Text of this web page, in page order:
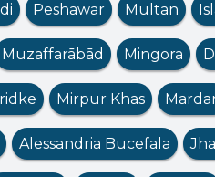
Peshawar Multan
Muzaffarābād Mingora
Mirpur Khas
Alessandria Bucefala